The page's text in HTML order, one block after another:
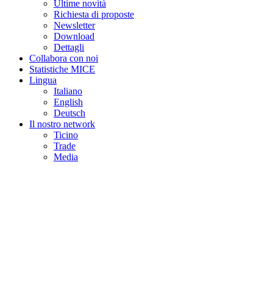
Ultime novità
Richiesta di proposte
Newsletter
Download
Dettagli
Collabora con noi
Statistiche MICE
Lingua
Italiano
English
Deutsch
Il nostro network
Ticino
Trade
Media